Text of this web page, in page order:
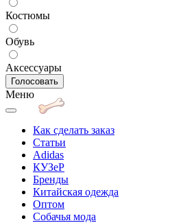
Костюмы
Обувь
Аксессуары
Меню
Как сделать заказ
Статьи
Adidas
КУЗеР
Бренды
Китайская одежда
Оптом
Собачья мода